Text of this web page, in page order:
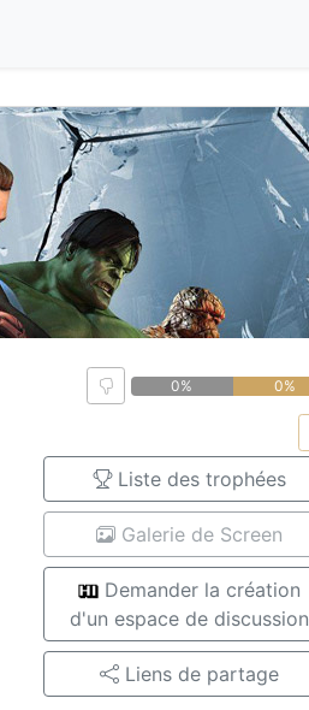
0% 0%
Liste des trophées
Galerie de Screen
Demander la création
d'un espace de discussion
Liens de partage